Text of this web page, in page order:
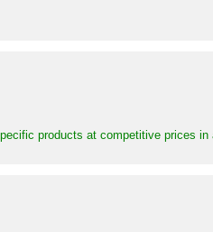
products at competitive prices in